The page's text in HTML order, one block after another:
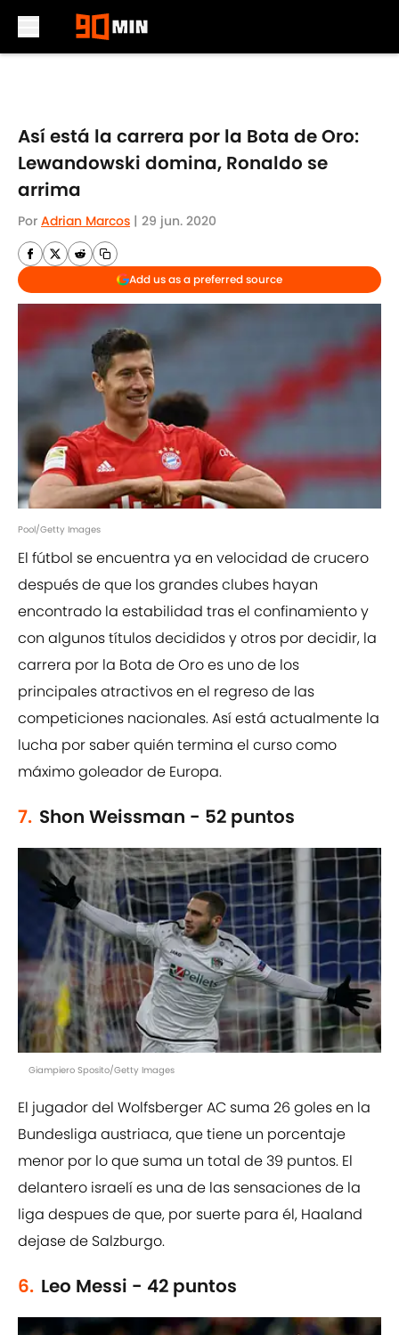
Así está la carrera por la Bota de Oro:
Lewandowski domina, Ronaldo se
arrima
Por Adrian Marcos | 29 jun. 2020
Add us as a preferred source
Pool/Getty Images
El fútbol se encuentra ya en velocidad de crucero
después de que los grandes clubes hayan
encontrado la estabilidad tras el confinamiento y
con algunos títulos decididos y otros por decidir, la
carrera por la Bota de Oro es uno de los
principales atractivos en el regreso de las
competiciones nacionales. Así está actualmente la
lucha por saber quién termina el curso como
máximo goleador de Europa.
7. Shon Weissman - 52 puntos
Giampiero Sposito/Getty Images
El jugador del Wolfsberger AC suma 26 goles en la
Bundesliga austriaca, que tiene un porcentaje
menor por lo que suma un total de 39 puntos. El
delantero israelí es una de las sensaciones de la
liga despues de que, por suerte para él, Haaland
dejase de Salzburgo.
6. Leo Messi - 42 puntos